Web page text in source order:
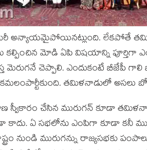
అన్యాయమైపోయినట్లుంది. లేకపోతే
కల్పించిన మోడి ఏపి విషయాన్ని పూర్తిగా
మెరుగనే చెప్పాలి. ఎందుకంటే బీజేపీ
కమలంపార్టీకుంది. తమిళనాడులో అసలు
స్వీకారం చేసిన మురుగన్ కూడా
ఏ సభలోను ఎంపిగా కూడా కనీ
నుండి మురుగన్ను రాజ్యసభకు